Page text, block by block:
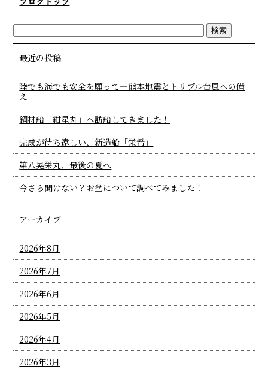
最近の投稿
陸でも海でも安全を願って―熊本地震とトリプル台風への備
え
鋼材船「紺星丸」へ訪船してきました！
完成が待ち遠しい、新造船「栄希」
第八晃栄丸、最後の夏へ
今さら聞けない？お盆について調べてみました！
アーカイブ
2026年8月
2026年7月
2026年6月
2026年5月
2026年4月
2026年3月